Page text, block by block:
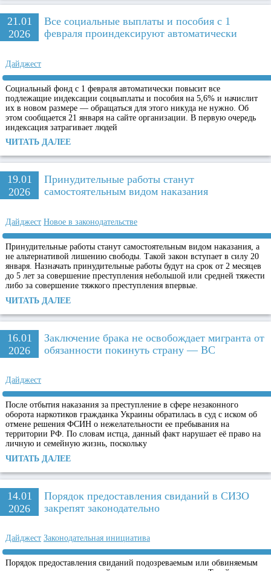
21.01
2026
Все социальные выплаты и пособия с 1
февраля проиндексируют автоматически
Дайджест
Социальный фонд с 1 февраля автоматически повысит все
подлежащие индексации соцвыплаты и пособия на 5,6% и начислит
их в новом размере — обращаться для этого никуда не нужно. Об
этом сообщается 21 января на сайте организации. В первую очередь
индексация затрагивает людей
ЧИТАТЬ ДАЛЕЕ
19.01
2026
Принудительные работы станут
самостоятельным видом наказания
Дайджест Новое в законодательстве
Принудительные работы станут самостоятельным видом наказания, а
не альтернативой лишению свободы. Такой закон вступает в силу 20
января. Назначать принудительные работы будут на срок от 2 месяцев
до 5 лет за совершение преступления небольшой или средней тяжести
либо за совершение тяжкого преступления впервые.
ЧИТАТЬ ДАЛЕЕ
16.01
2026
Заключение брака не освобождает мигранта от
обязанности покинуть страну — ВС
Дайджест
После отбытия наказания за преступление в сфере незаконного
оборота наркотиков гражданка Украины обратилась в суд с иском об
отмене решения ФСИН о нежелательности ее пребывания на
территории РФ. По словам истца, данный факт нарушает её право на
личную и семейную жизнь, поскольку
ЧИТАТЬ ДАЛЕЕ
14.01
2026
Порядок предоставления свиданий в СИЗО
закрепят законодательно
Дайджест Законодательная инициатива
Порядок предоставления свиданий подозреваемым или обвиняемым